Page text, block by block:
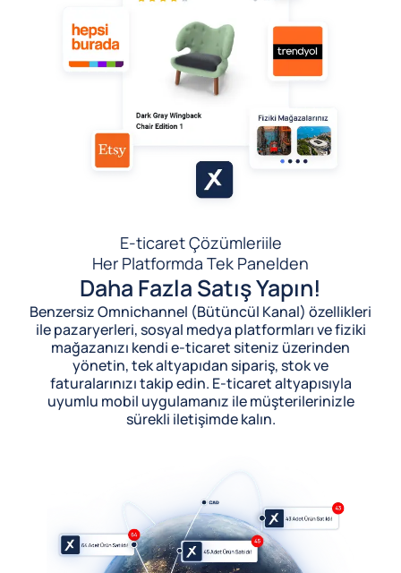
E-ticaret Çözümleriile
Her Platformda Tek Panelden
Daha Fazla Satış Yapın!
Benzersiz Omnichannel (Bütüncül Kanal) özellikleri
ile pazaryerleri, sosyal medya platformları ve fiziki
mağazanızı kendi e-ticaret siteniz üzerinden
yönetin, tek altyapıdan sipariş, stok ve
faturalarınızı takip edin. E-ticaret altyapısıyla
uyumlu mobil uygulamanız ile müşterilerinizle
sürekli iletişimde kalın.